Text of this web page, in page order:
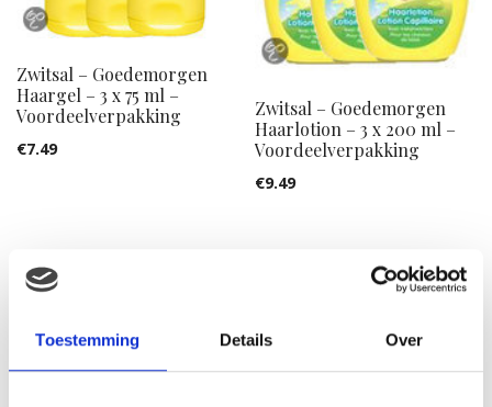
Toestemming Details Over
Zwitsal – Goedemorgen
Haargel – 3 x 75 ml –
Voordeelverpakking
€7.49
Zwitsal – Goedemorgen
Haarlotion – 3 x 200 ml –
Voordeelverpakking
€9.49
Aanbieding!